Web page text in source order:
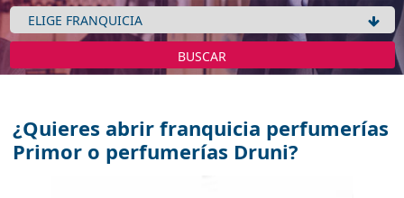
BUSCAR
¿Quieres abrir franquicia perfumerías
Primor o perfumerías Druni?